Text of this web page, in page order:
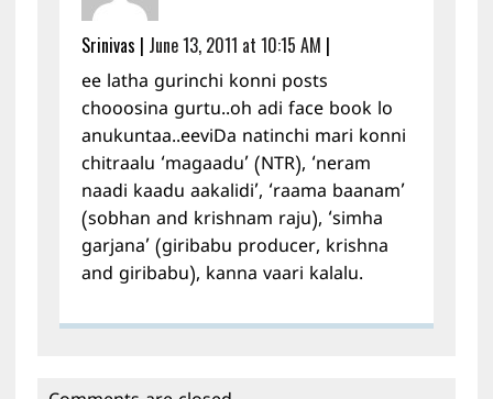
Srinivas | June 13, 2011 at 10:15 AM |
ee latha gurinchi konni posts
chooosina gurtu..oh adi face book lo
anukuntaa..eeviDa natinchi mari konni
chitraalu ‘magaadu’ (NTR), ‘neram
naadi kaadu aakalidi’, ‘raama baanam’
(sobhan and krishnam raju), ‘simha
garjana’ (giribabu producer, krishna
and giribabu), kanna vaari kalalu.